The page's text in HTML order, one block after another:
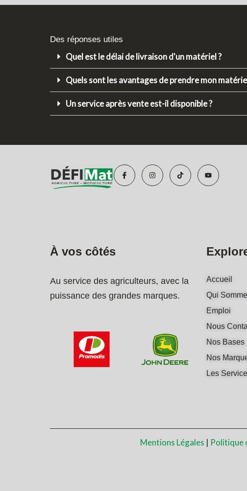
Des réponses utiles
Quel est le délai de livraison d'un matériel ?
Quels sont les avantages de prendre mon
Un service après vente est-il disponible ?
I
c
o
n
I
n
s
t
T
i
k
t
Y
o
t
À vos côtés
Au service des agriculteurs, avec la
puissance des grandes marques.
Accueil
Qui
Emploi
Nous
Nos Bases
Nos
Les
Mentions Légales | Politique